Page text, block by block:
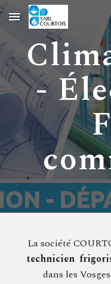
Skip to main content
-
La société
technicien
dans les